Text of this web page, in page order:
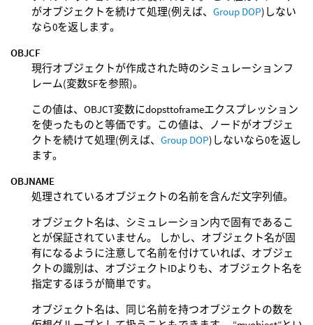
がオブジェクトを続けて処理(例えば、 Group DOP)しない
なら0を返します。
OBJCF
現行オブジェクトが作成された時のシミュレーションフ
レーム(変数SFを参照)。
この値は、OBJCT変数にdopsttoframeエクスプレッション
を使ったものと等価です。この値は、ノードがオブジェ
クトを続けて処理(例えば、 Group DOP)しないなら0を返し
ます。
OBJNAME
処理されているオブジェクトの名前を含んだ文字列値。
オブジェクト名は、シミュレーション内で固有であるこ
とが保証されていません。 しかし、オブジェクト名が固
有になるように注意して名前を付けていれば、オブジェ
クトの識別は、オブジェクトIDよりも、オブジェクト名を
指定するほうが簡単です。
オブジェクト名は、同じ名前を持つオブジェクトの数を